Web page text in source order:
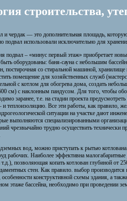
строительства,
и чердак — это дополнительная площадь,
подвал использовали исключительно для
подвал – «минус первый этаж» приобретает
оборудованы: баня-сауна с небольшим
постирочная со стиральной машиной,
помещение для хозяйственных служб
с котлом для обогрева дома, создать
см) с наклонным пандусом. Для того, чтобы
заранее, т.е. на стадии проекта
Все эти работы, как правило,
ситуации на участке дают
выполняются специализированными
чрезвычайно трудно осуществить
вод, можно приступать к рытью
рабочих. Наиболее эффективна
позволяющая копать котлован глубиной от
стен. Как правило. выбор
конструктивной схемы здания, а
этаже бассейна, необходимо при проведении